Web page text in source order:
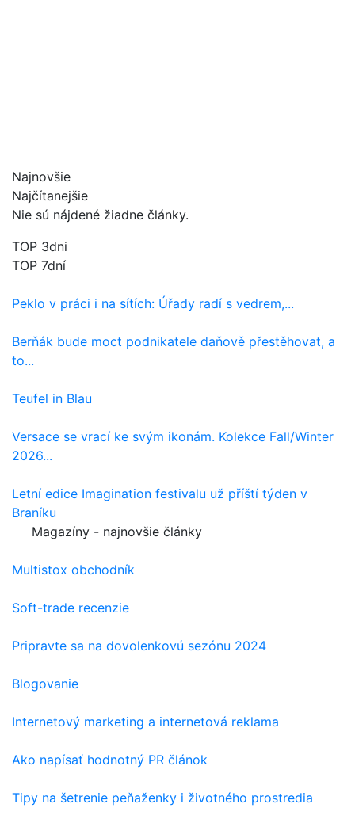
Najnovšie
Najčítanejšie
Nie sú nájdené žiadne články.
TOP 3dni
TOP 7dní
Peklo v práci i na sítích: Úřady radí s vedrem,...
Berňák bude moct podnikatele daňově přestěhovat, a
to...
Teufel in Blau
Versace se vrací ke svým ikonám. Kolekce Fall/Winter
2026...
Letní edice Imagination festivalu už příští týden v
Braníku
Magazíny - najnovšie články
Multistox obchodník
Soft-trade recenzie
Pripravte sa na dovolenkovú sezónu 2024
Blogovanie
Internetový marketing a internetová reklama
Ako napísať hodnotný PR článok
Tipy na šetrenie peňaženky i životného prostredia